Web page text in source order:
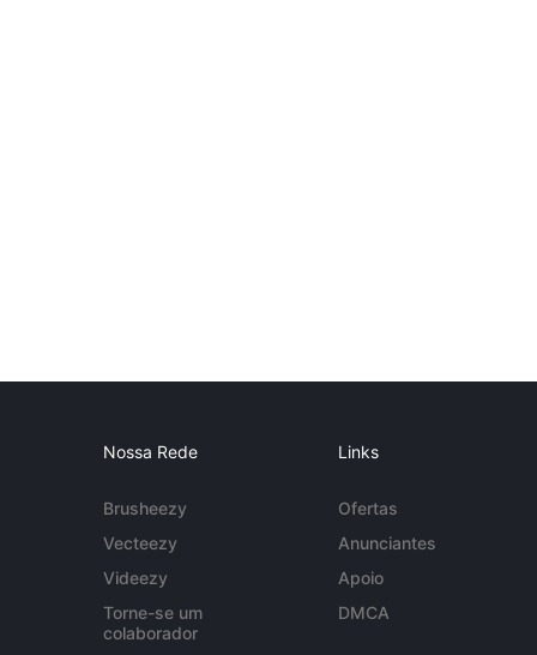
Nossa Rede
Brusheezy
Vecteezy
Videezy
Torne-se um
colaborador
Links
Ofertas
Anunciantes
Apoio
DMCA